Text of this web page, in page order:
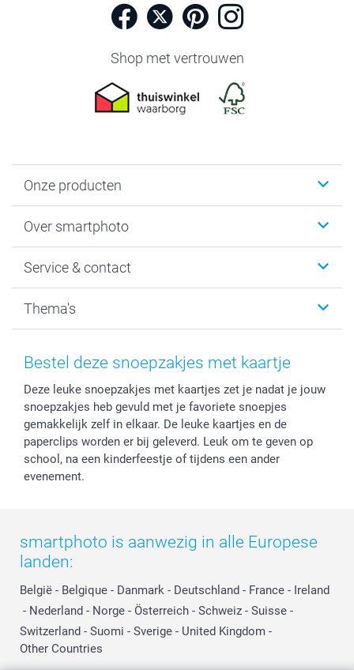
Shop met vertrouwen
Onze producten
Fotoboeken
Fotocadeaus
Kaarten
Over smartphoto
Vacatures
Bestelproces
Herroepingsrecht
Cookiebeleid
Reviews
Prijslijst
Investor Relations
Service & contact
Tevredenheidsgarantie
Mijn orderstatus
smartfriends
service@smartphoto.nl
Affiliate partnerprogramma
Partnerships
Influencer partnerprogramma
Thema's
Baby
Vaderdag
Huwelijk
Bestel deze snoepzakjes met kaartje
Deze leuke snoepzakjes met kaartjes zet je nadat je jouw
snoepzakjes heb gevuld met je favoriete snoepjes
gemakkelijk zelf in elkaar. De leuke kaartjes en de
paperclips worden er bij geleverd. Leuk om te geven op
school, na een kinderfeestje of tijdens een ander
evenement.
smartphoto is aanwezig in alle Europese
landen:
België - Belgique - Danmark - Deutschland - France - Ireland
- Nederland - Norge - Österreich - Schweiz - Suisse -
Switzerland - Suomi - Sverige - United Kingdom -
Other Countries